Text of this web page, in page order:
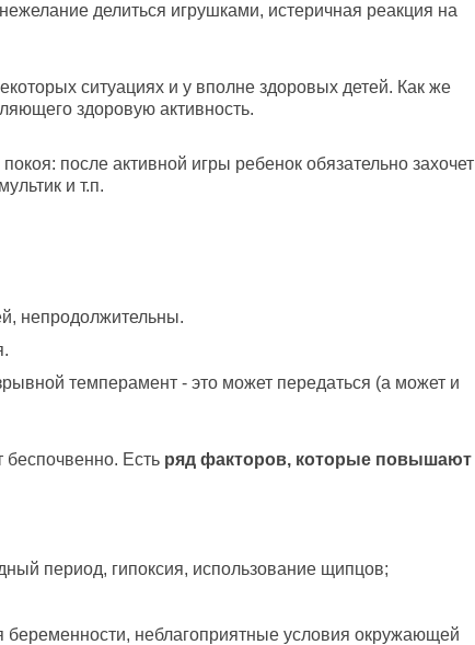
делиться игрушками, истеричная реакция на
ситуациях и у вполне здоровых детей. Как же
здоровую активность.
после активной игры ребенок обязательно захочет
и т.п.
непродолжительны.
темперамент - это может передаться (а может и
беспочвенно. Есть ряд факторов, которые повышают
период, гипоксия, использование щипцов;
неблагоприятные условия окружающей